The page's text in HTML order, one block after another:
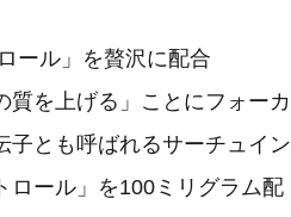
ール」を贅沢に配合
質を上げる」ことにフォーカ
子とも呼ばれるサーチュイン
ロール」を100ミリグラム配